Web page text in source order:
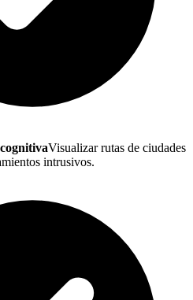
Visualizar rutas de ciudades
intrusivos.